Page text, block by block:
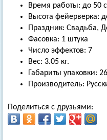
Время работы: до 50
Высота фейерверка:
Праздник: Свадьба,
Фасовка: 1 штука
Число эффектов: 7
Вес: 3.05 кг.
Габариты упаковки:
Производитель:
Поделиться с друзьями: